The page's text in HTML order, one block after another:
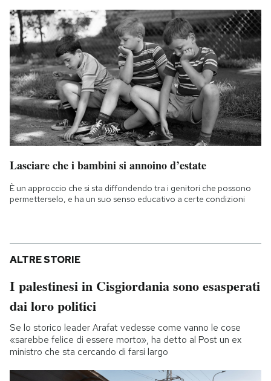
Lasciare che i bambini si annoino d’estate
È un approccio che si sta diffondendo tra i genitori che possono
permetterselo, e ha un suo senso educativo a certe condizioni
ALTRE STORIE
I palestinesi in Cisgiordania sono esasperati
dai loro politici
Se lo storico leader Arafat vedesse come vanno le cose
«sarebbe felice di essere morto», ha detto al Post un ex
ministro che sta cercando di farsi largo